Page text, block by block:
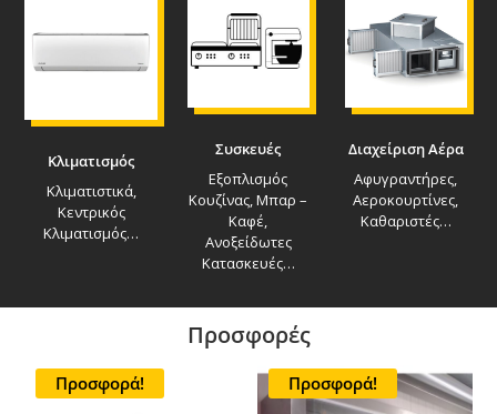
Κλιματισμός
Κλιματιστικά,
Κεντρικός
Κλιματισμός…
Συσκευές
Εξοπλισμός
Κουζίνας, Μπαρ –
Καφέ,
Ανοξείδωτες
Κατασκευές…
Διαχείριση Αέρα
Αφυγραντήρες,
Αεροκουρτίνες,
Καθαριστές…
Προσφορές
Προσφορά! Προσφορά!